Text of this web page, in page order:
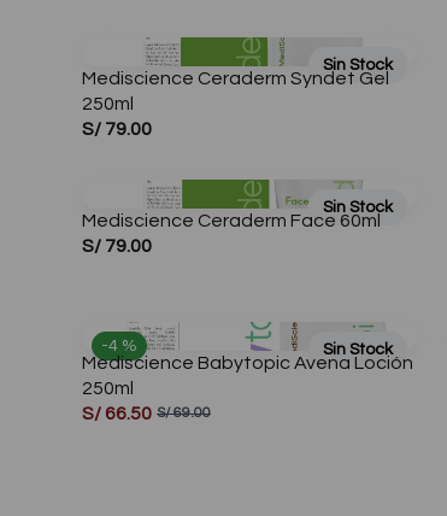
Sin Stock
Mediscience Ceraderm Syndet Gel
250ml
S/ 79.00
Sin Stock
Mediscience Ceraderm Face 60ml
S/ 79.00
-4 % Sin Stock
Mediscience Babytopic Avena Loción
250ml
S/ 66.50 S/ 69.00